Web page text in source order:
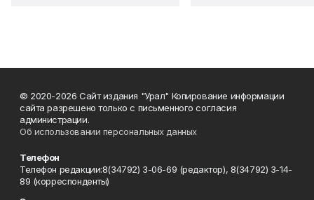
© 2020-2026 Сайт издания "Урал" Копирование информации
сайта разрешено только с письменного согласия
администрации.
Об использовании персональных данных
Телефон
Телефон редакции:8(34792) 3-06-69 (редактор), 8(34792) 3-14-
89 (корреспонденты)